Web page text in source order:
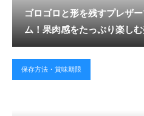
ゴロゴロと形を残すプレザ
ム！果肉感をたっぷり楽し
保存方法・賞味期限